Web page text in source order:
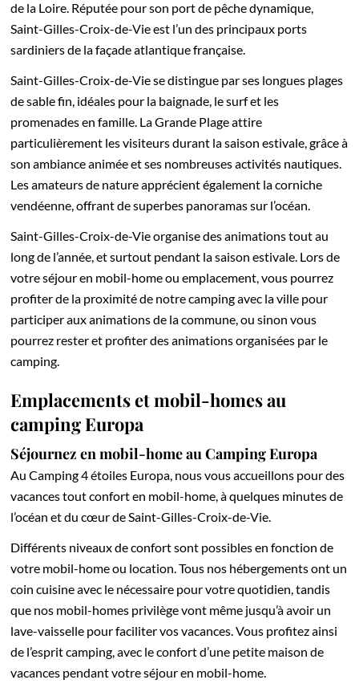
de la Loire. Réputée pour son port de pêche dynamique,
Saint-Gilles-Croix-de-Vie est l’un des principaux ports
sardiniers de la façade atlantique française.
Saint-Gilles-Croix-de-Vie se distingue par ses longues plages
de sable fin, idéales pour la baignade, le surf et les
promenades en famille. La Grande Plage attire
particulièrement les visiteurs durant la saison estivale, grâce à
son ambiance animée et ses nombreuses activités nautiques.
Les amateurs de nature apprécient également la corniche
vendéenne, offrant de superbes panoramas sur l’océan.
Saint-Gilles-Croix-de-Vie organise des animations tout au
long de l’année, et surtout pendant la saison estivale. Lors de
votre séjour en mobil-home ou emplacement, vous pourrez
profiter de la proximité de notre camping avec la ville pour
participer aux animations de la commune, ou sinon vous
pourrez rester et profiter des animations organisées par le
camping.
Emplacements et mobil-homes au
camping Europa
Séjournez en mobil-home au Camping Europa
Au Camping 4 étoiles Europa, nous vous accueillons pour des
vacances tout confort en mobil-home, à quelques minutes de
l’océan et du cœur de Saint-Gilles-Croix-de-Vie.
Différents niveaux de confort sont possibles en fonction de
votre mobil-home ou location. Tous nos hébergements ont un
coin cuisine avec le nécessaire pour votre quotidien, tandis
que nos mobil-homes privilège vont même jusqu’à avoir un
lave-vaisselle pour faciliter vos vacances. Vous profitez ainsi
de l’esprit camping, avec le confort d’une petite maison de
vacances pendant votre séjour en mobil-home.